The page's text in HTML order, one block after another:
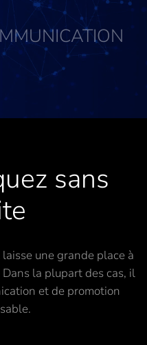
sans
une grande place à
la plupart des cas, il
et de promotion